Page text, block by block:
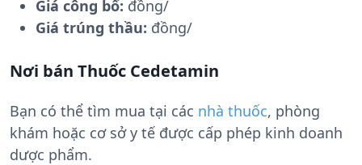
Giá công bố: đồng/
Giá trúng thầu: đồng/
Nơi bán Thuốc Cedetamin
Bạn có thể tìm mua tại các nhà thuốc, phòng
khám hoặc cơ sở y tế được cấp phép kinh doanh
dược phẩm.